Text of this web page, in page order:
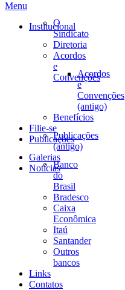
Menu
Institucional
O
Sindicato
Diretoria
Acordos
e
Convenções
Acordos
e
Convenções
(antigo)
Benefícios
Filie-se
PublicaçõesPublicações
(antigo)
Galerias
NotíciasBanco
do
Brasil
Bradesco
Caixa
Econômica
Itaú
Santander
Outros
bancos
Links
Contatos